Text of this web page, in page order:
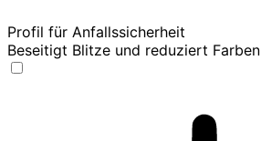
Profil für Anfallssicherheit
Beseitigt Blitze und reduziert Farben